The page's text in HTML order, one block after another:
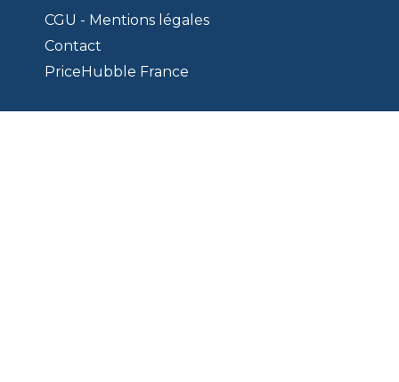
CGU - Mentions légales
Contact
PriceHubble France